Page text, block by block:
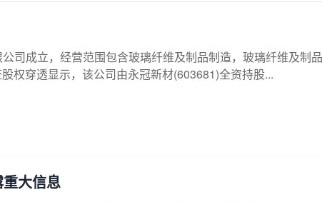
司成立，经营范围包含玻璃纤维及制品制造，玻璃纤维及制
权穿透显示，该公司由永冠新材(603681)全资持股...
大信息